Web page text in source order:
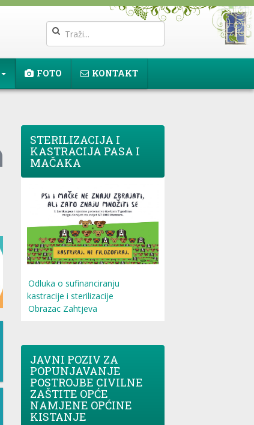
FOTO KONTAKT
STERILIZACIJA I
KASTRACIJA PASA I
MAČAKA
Odluka o sufinanciranju
kastracije i sterilizacije
Obrazac Zahtjeva
JAVNI POZIV ZA
POPUNJAVANJE
POSTROJBE CIVILNE
ZAŠTITE OPĆE
NAMJENE OPĆINE
KISTANJE